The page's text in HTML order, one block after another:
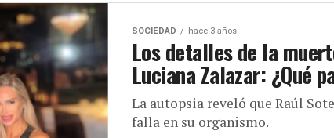
SOCIEDAD hace 3 años
Los detalles de la
Luciana Zalazar: ¿Qué
La autopsia reveló que Raúl
falla en su organismo.